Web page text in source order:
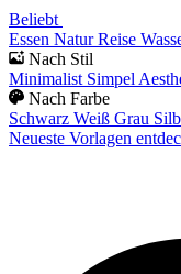
Beliebt
Essen Natur Reise
Nach Stil
Minimalist Simpel
Nach Farbe
Schwarz Weiß Grau
Neueste Vorlagen